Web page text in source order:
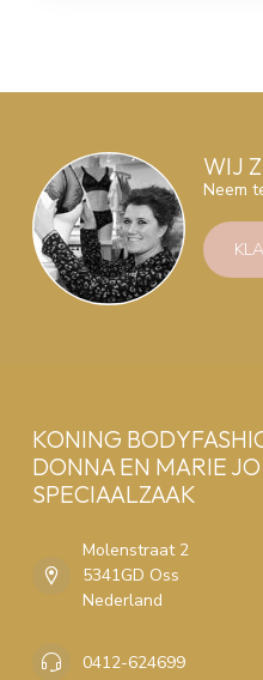
WIJ
Neem
KONING
DONNA EN MARIE JO
SPECIAALZAAK
Molenstraat 2
5341GD Oss
Nederland
0412-624699